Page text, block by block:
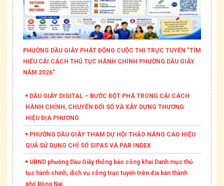
PHƯỜNG DẦU GIÂY PHÁT ĐỘNG CUỘC THI TRỰC TUYẾN "TÌM
HIỂU CẢI CÁCH THỦ TỤC HÀNH CHÍNH PHƯỜNG DẦU GIÂY
NĂM 2026"
DẦU GIÂY DIGITAL – BƯỚC ĐỘT PHÁ TRONG CẢI CÁCH
HÀNH CHÍNH, CHUYỂN ĐỔI SỐ VÀ XÂY DỰNG THƯƠNG
HIỆU ĐỊA PHƯƠNG
PHƯỜNG DẦU GIÂY THAM DỰ HỘI THẢO NÂNG CAO HIỆU
QUẢ SỬ DỤNG CHỈ SỐ SIPAS VÀ PAR INDEX
UBND phường Dầu Giây thông báo công khai Danh mục thủ
tục hành chính, dịch vụ công trực tuyến trên địa bàn thành
phố Đồng Nai